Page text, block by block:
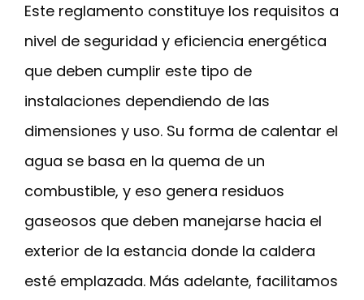
Este reglamento constituye los requisitos a
nivel de seguridad y eficiencia energética
que deben cumplir este tipo de
instalaciones dependiendo de las
dimensiones y uso. Su forma de calentar el
agua se basa en la quema de un
combustible, y eso genera residuos
gaseosos que deben manejarse hacia el
exterior de la estancia donde la caldera
esté emplazada. Más adelante, facilitamos